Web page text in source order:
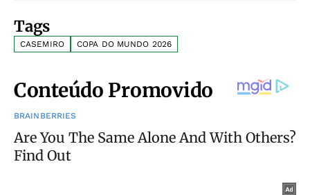
Tags
CASEMIRO COPA DO MUNDO 2026